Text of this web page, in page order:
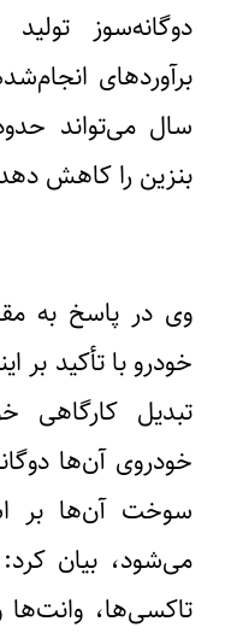
دوگانه‌سوز
برآوردهای
بنزین را کاهش
وی در پاسخ به
خودرو با تأکید بر
تبدیل کارگاهی
خودروی آن‌ها
سوخت آن‌ها بر
می‌شود، بیان
تاکسی‌ها،